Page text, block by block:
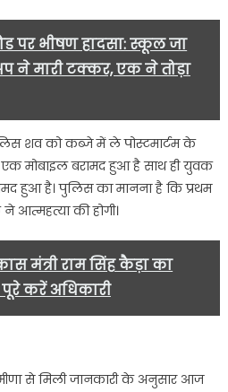
में
कटी
लाश
से
मची
सनसनी……
पर भीषण हादसा: स्कूल जा
ने मारी टक्कर, एक ने तोड़ा
शव को कब्जे में ले पोस्टमार्टम के
मोबाइल बरामद हुआ है साथ ही युवक
हुआ है। पुलिस का मानना है कि प्रथम
आत्महत्या की होगी।
मंत्री राम सिंह कैड़ा का
करें अधिकारी
से मिली जानकारी के अनुसार आज